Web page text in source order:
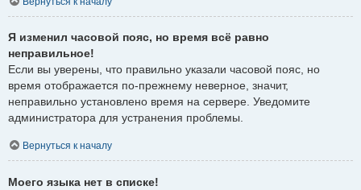
Я изменил часовой пояс, но время всё равно
неправильное!
Если вы уверены, что правильно указали часовой пояс, но
время отображается по-прежнему неверное, значит,
неправильно установлено время на сервере. Уведомите
администратора для устранения проблемы.
Вернуться к началу
Моего языка нет в списке!